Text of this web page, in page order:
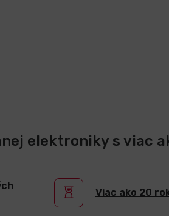
elektroniky s viac
Viac ako 20